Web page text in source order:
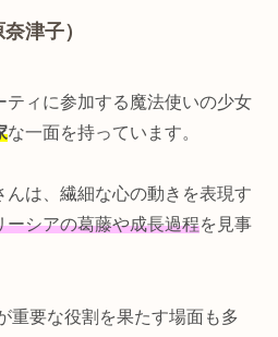
津子）
ティに参加する魔法使いの少女
な一面を持っています。
は、繊細な心の動きを表現す
ーシアの葛藤や成長過程を見事
重要な役割を果たす場面も多